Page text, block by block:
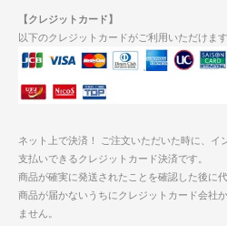
【クレジットカード】
以下のクレジットカードがご利用いただけます
ネット上で決済！ ご注文いただいた時に、イ
支払いできるクレジットカード決済です。
商品が確実に発送されたことを確認した後に
商品が届かないうちにクレジットカード会社
ません。